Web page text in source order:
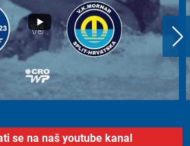
se na naš youtube kanal